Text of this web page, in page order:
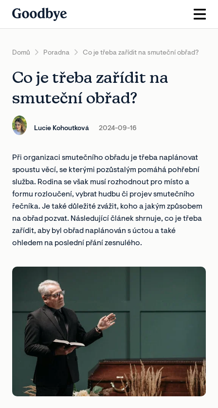
Domů Poradna Co je třeba zařídit na smuteční obřad?
Co je třeba zařídit na
smuteční obřad?
Lucie Kohoutková 2024-09-16
Při organizaci smutečního obřadu je třeba naplánovat
spoustu věcí, se kterými pozůstalým pomáhá pohřební
služba. Rodina se však musí rozhodnout pro místo a
formu rozloučení, vybrat hudbu či projev smutečního
řečníka. Je také důležité zvážit, koho a jakým způsobem
na obřad pozvat. Následující článek shrnuje, co je třeba
zařídit, aby byl obřad naplánován s úctou a také
ohledem na poslední přání zesnulého.